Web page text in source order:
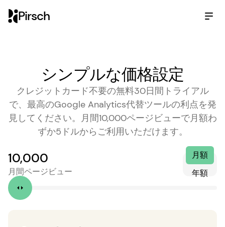
Pirsch
シンプルな価格設定
クレジットカード不要の無料30日間トライアル
で、最高のGoogle Analytics代替ツールの利点を発
見してください。月間10,000ページビューで月額わ
ずか5ドルからご利用いただけます。
10,000
月間ページビュー
月額
年額